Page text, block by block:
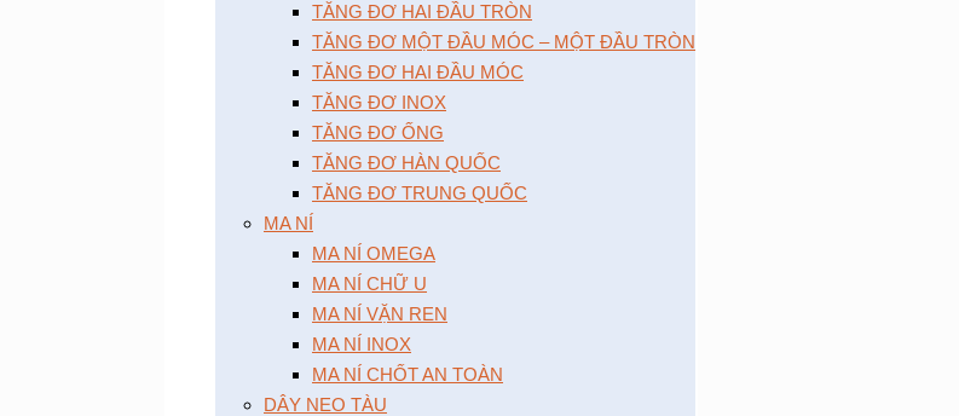
TĂNG ĐƠ HAI ĐẦU TRÒN
TĂNG ĐƠ MỘT ĐẦU MÓC – MỘT ĐẦU TRÒN
TĂNG ĐƠ HAI ĐẦU MÓC
TĂNG ĐƠ INOX
TĂNG ĐƠ ỐNG
TĂNG ĐƠ HÀN QUỐC
TĂNG ĐƠ TRUNG QUỐC
MA NÍ
MA NÍ OMEGA
MA NÍ CHỮ U
MA NÍ VẶN REN
MA NÍ INOX
MA NÍ CHỐT AN TOÀN
DÂY NEO TÀU